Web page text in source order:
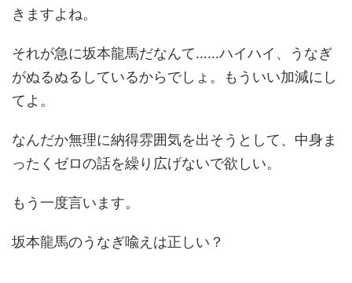
きますよね。
それが急に坂本龍馬だなんて……ハイハイ、うなぎ
がぬるぬるしているからでしょ。もういい加減にし
てよ。
なんだか無理に納得雰囲気を出そうとして、中身ま
ったくゼロの話を繰り広げないで欲しい。
もう一度言います。
坂本龍馬のうなぎ喩えは正しい？